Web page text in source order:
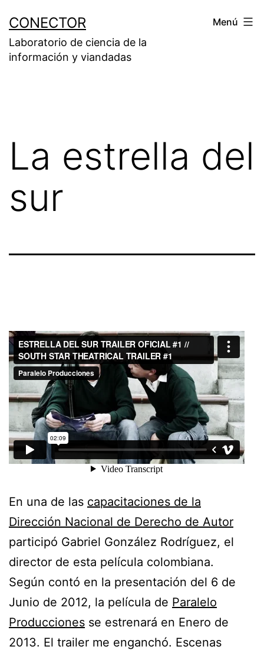
contenido
CONECTOR
Laboratorio de ciencia de la
información y viandadas
Menú
La estrella del
sur
En una de las capacitaciones de la
Dirección Nacional de Derecho de Autor
participó Gabriel González Rodríguez, el
director de esta película colombiana.
Según contó en la presentación del 6 de
Junio de 2012, la película de Paralelo
Producciones se estrenará en Enero de
2013. El trailer me enganchó. Escenas